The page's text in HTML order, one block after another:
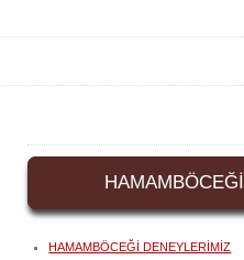
HAMAMBÖCEĞI
HAMAMBÖCEĞI DENEYLERIMIZ